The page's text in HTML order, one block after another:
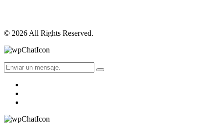
© 2026 All Rights Reserved.